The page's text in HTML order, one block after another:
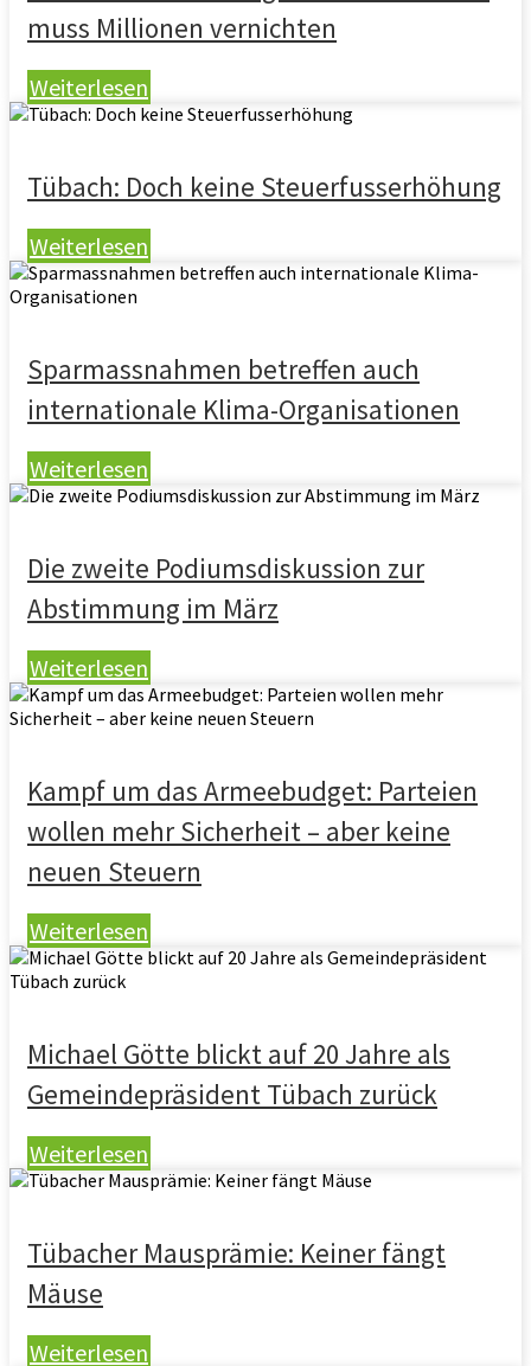
muss Millionen vernichten
Weiterlesen
Tübach: Doch keine Steuerfusserhöhung
Weiterlesen
Sparmassnahmen betreffen auch
internationale Klima-Organisationen
Weiterlesen
Die zweite Podiumsdiskussion zur
Abstimmung im März
Weiterlesen
Kampf um das Armeebudget: Parteien
wollen mehr Sicherheit – aber keine
neuen Steuern
Weiterlesen
Michael Götte blickt auf 20 Jahre als
Gemeindepräsident Tübach zurück
Weiterlesen
Tübacher Mausprämie: Keiner fängt
Mäuse
Weiterlesen